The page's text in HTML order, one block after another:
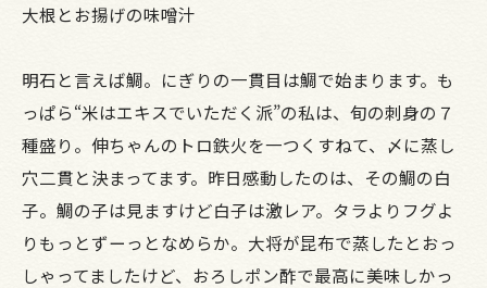
大根とお揚げの味噌汁
明石と言えば鯛。にぎりの一貫目は鯛で始まります。も
っぱら“米はエキスでいただく派”の私は、旬の刺身の７
種盛り。伸ちゃんのトロ鉄火を一つくすねて、〆に蒸し
穴二貫と決まってます。昨日感動したのは、その鯛の白
子。鯛の子は見ますけど白子は激レア。タラよりフグよ
りもっとずーっとなめらか。大将が昆布で蒸したとおっ
しゃってましたけど、おろしポン酢で最高に美味しかっ